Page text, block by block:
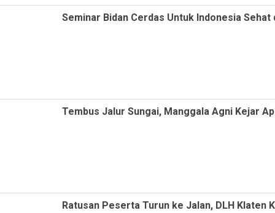
Seminar Bidan Cerdas Untuk Indonesia Sehat
Tembus Jalur Sungai, Manggala Agni Kejar
Ratusan Peserta Turun ke Jalan, DLH Klaten